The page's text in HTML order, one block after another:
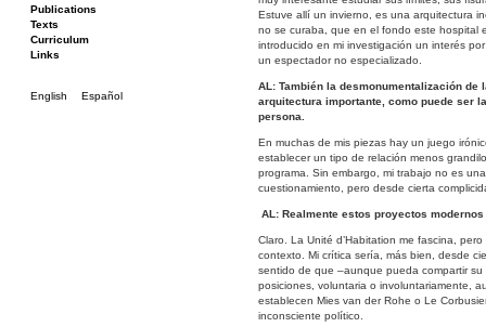
Roulotte
Canòdrom/Canòdrom
ON Prat
Rieres/Rambles
Publications
Texts
Curriculum
Links
English Español
Estuve allí un invierno, es una arquitectura
no se curaba, que en el fondo este hospital
introducido en mi investigación un interés
un espectador no especializado.
AL: También la desmonumentalización
arquitectura importante, como puede ser
persona.
En muchas de mis piezas hay un juego
establecer un tipo de relación menos
programa. Sin embargo, mi trabajo no es
cuestionamiento, pero desde cierta
AL: Realmente estos proyectos
Claro. La Unité d’Habitation me fascina,
contexto. Mi crítica sería, más bien, desde
sentido de que –aunque pueda compartir
posiciones, voluntaria o involuntariamente,
establecen Mies van der Rohe o Le
inconsciente político.